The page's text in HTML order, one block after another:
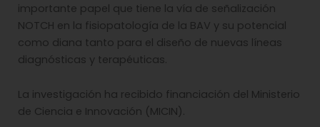
importante papel que tiene la vía de señalización
NOTCH en la fisiopatología de la BAV y su potencial
como diana tanto para el diseño de nuevas líneas
diagnósticas y terapéuticas.
La investigación ha recibido financiación del Ministerio
de Ciencia e Innovación (MICIN).